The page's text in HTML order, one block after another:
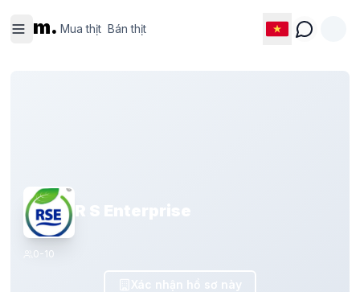
m. Mua thịt Bán thịt
R S Enterprise
0-10
Xác nhận hồ sơ này